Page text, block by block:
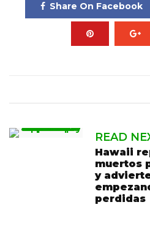
Share On Facebook
READ
Hawaii
muertos
y
perdidas